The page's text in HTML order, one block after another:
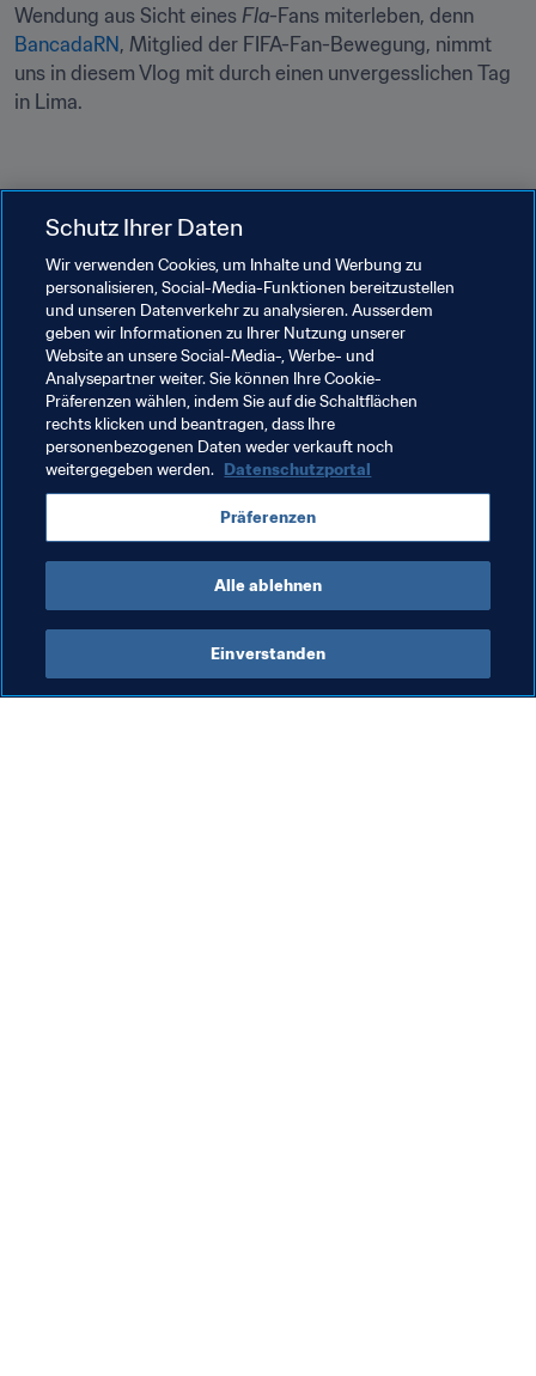
Wendung aus Sicht eines Fla
BancadaRN , Mitglied der FIFA-Fan-Bewegung, nimmt
uns in diesem Vlog mit durch einen unvergesslichen Tag
in Lima.
Anerkennung für eine Pionierin
Joyce Cook ist die erste Frau mit Behinderung, die in die
Verbandsführung der FIFA gewählt wurde und eine der
wichtigsten Stimmen für Entwicklung und Inklusion. Die
Generalsekretärin der FIFA-Stiftung und Leiterin der
FIFA-Abteilung für Soziale Verantwortung und
Ausbildung wurde in dieser Woche für die Auszeichnung
'Most Inspirational Woman in Sport' (Inspirierendste Frau
im Sport) nominiert. Cooks Äußerungen, die Vielfalt und
Diversität in den Führungsebenen des Sports weiter
voranzutreiben, beeindruckten kubrailefutbol, türkisches
Mitglied der FIFA-Fan-Bewegung, ganz besonders.
Schutz Ihrer Daten
Wir verwenden Cookies, um Inhalte und Werbung zu
personalisieren, Social-Media-Funktionen bereitzustellen
und unseren Datenverkehr zu analysieren. Ausserdem
geben wir Informationen zu Ihrer Nutzung unserer
Website an unsere Social-Media-, Werbe- und
Analysepartner weiter. Sie können Ihre Cookie-
Präferenzen wählen, indem Sie auf die Schaltflächen
rechts klicken und beantragen, dass Ihre
personenbezogenen Daten weder verkauft noch
weitergegeben werden. Datenschutzportal
Präferenzen
Alle ablehnen
Einverstanden